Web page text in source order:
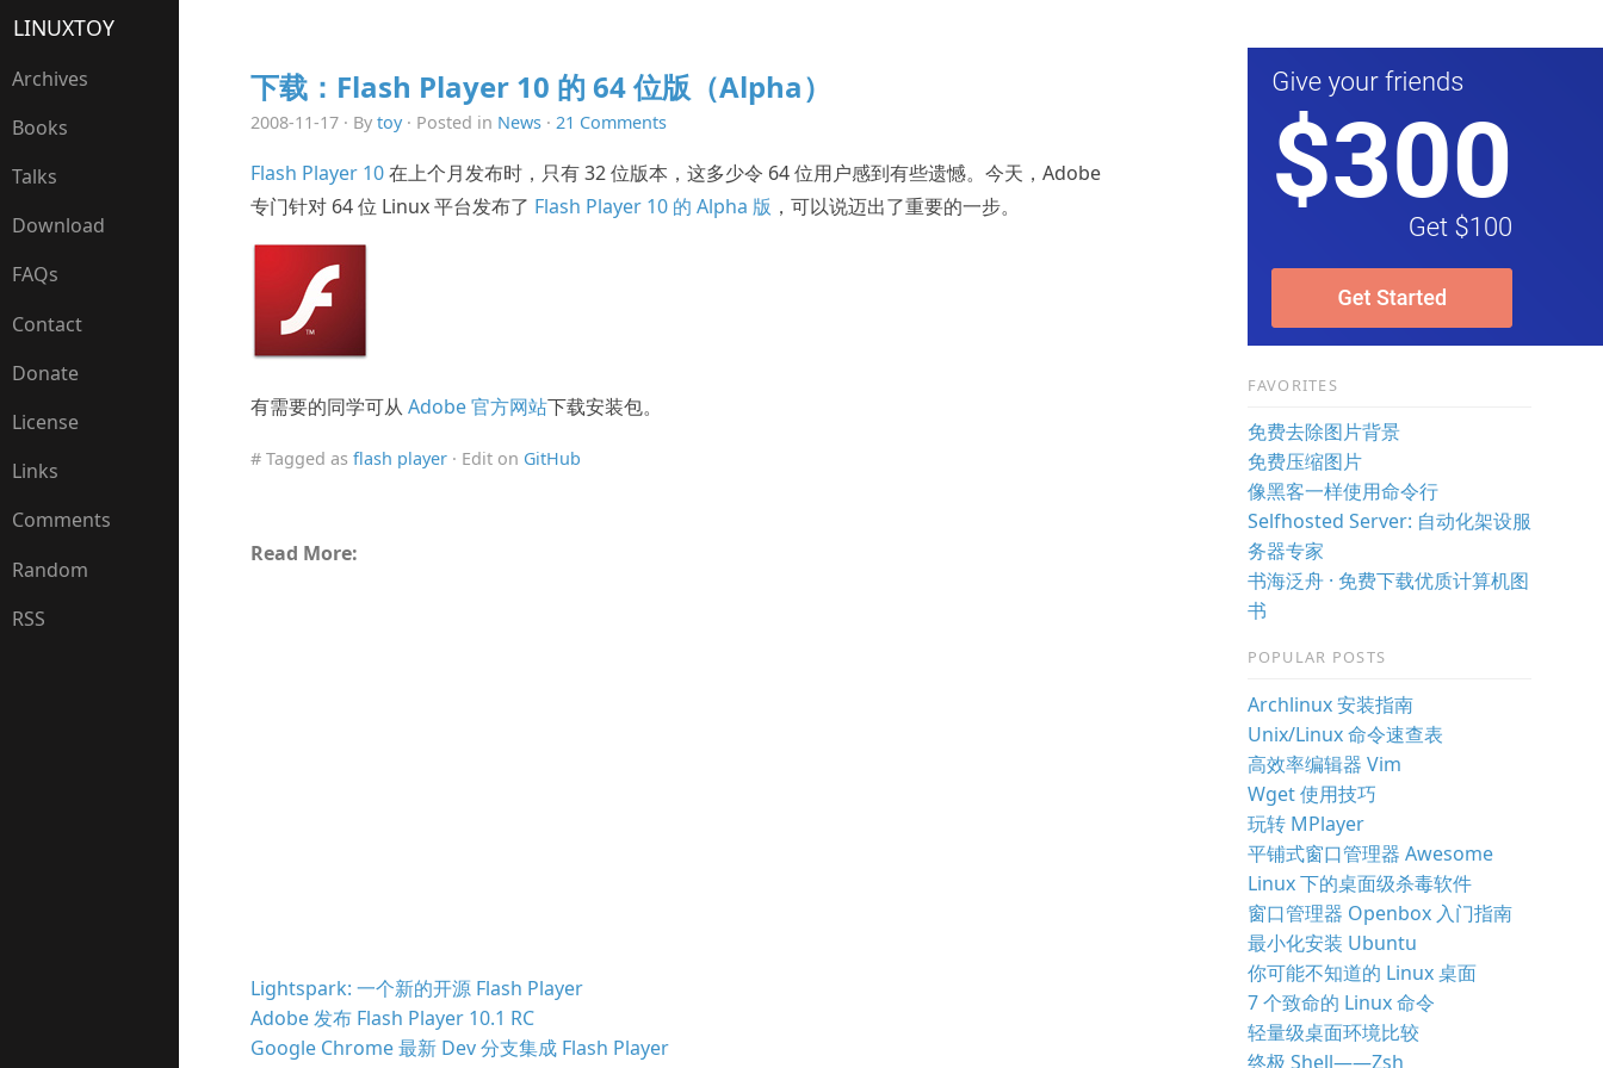
LINUXTOY
Archives
Books
Talks
Download
FAQs
Contact
Donate
License
Links
Comments
Random
RSS
下载：Flash Player 10 的 64 位版（Alpha）
2008-11-17 · By toy· Posted in News· 21 Comments
Flash Player 10在上个月发布时，只有 32 位版本，这多少令 64 位用户感到有些遗憾。今天，Adobe
专门针对 64 位 Linux 平台发布了 Flash Player 10 的 Alpha 版 ，可以说迈出了重要的一步。
有需要的同学可从 Adobe 官方网站下载安装包。
# Tagged as flash player· Edit on GitHub
Read More:
Lightspark: 一个新的开源 Flash Player
Adobe 发布 Flash Player 10.1 RC
Google Chrome 最新 Dev 分支集成 Flash Player
FAVORITES
免费去除图片背景
免费压缩图片
像黑客一样使用命令行
Selfhosted Server: 自动化架设服
务器专家
书海泛舟 · 免费下载优质计算机图
书
POPULAR POSTS
Archlinux 安装指南
Unix/Linux 命令速查表
高效率编辑器 Vim
Wget 使用技巧
玩转 MPlayer
平铺式窗口管理器 Awesome
Linux 下的桌面级杀毒软件
窗口管理器 Openbox 入门指南
最小化安装 Ubuntu
你可能不知道的 Linux 桌面
7 个致命的 Linux 命令
轻量级桌面环境比较
终极 Shell——Zsh